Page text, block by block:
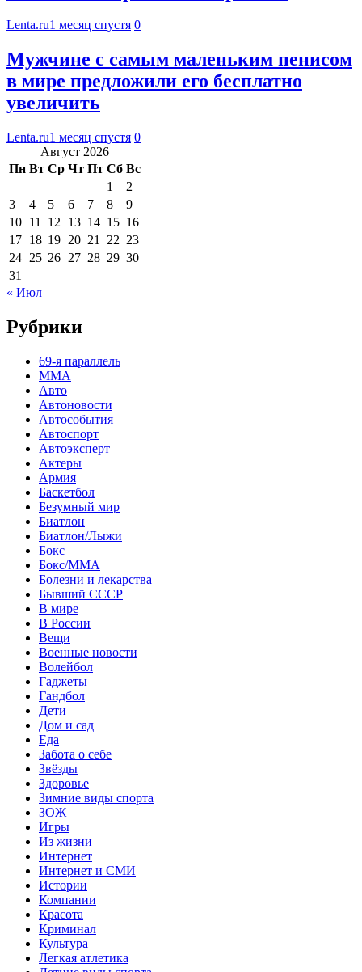
Lenta.ru1 месяц спустя 0
Мужчине с самым маленьким пенисом
в мире предложили его бесплатно
увеличить
Lenta.ru1 месяц спустя 0
Август 2026
Пн Вт Ср Чт Пт Сб Вс
1
2
3
4 5 6 7 8
9
10 11 12 13 14 15 16
17 18 19 20 21 22 23
24 25 26 27 28 29 30
31
« Июл
Рубрики
69-я параллель
MMA
Авто
Автоновости
Автособытия
Автоспорт
Автоэксперт
Актеры
Армия
Баскетбол
Безумный мир
Биатлон
Биатлон/Лыжи
Бокс
Бокс/MMA
Болезни и лекарства
Бывший СССР
В мире
В России
Вещи
Военные новости
Волейбол
Гаджеты
Гандбол
Дети
Дом и сад
Еда
Забота о себе
Звёзды
Здоровье
Зимние виды спорта
ЗОЖ
Игры
Из жизни
Интернет
Интернет и СМИ
Истории
Компании
Красота
Криминал
Культура
Легкая атлетика